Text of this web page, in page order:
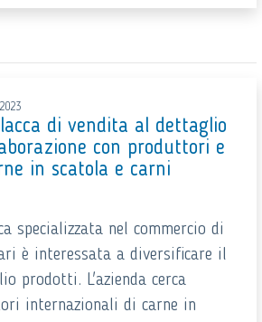
di vendita al dettaglio
con produttori e
in scatola e carni
specializzata nel commercio di
è interessata a diversificare il
prodotti. L'azienda cerca
internazionali di carne in